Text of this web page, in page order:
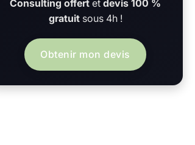
Consulting offert et devis 100 %
gratuitsous 4h !
Obtenir mon devis